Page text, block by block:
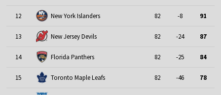
12 New York Islanders 82 -8 91
13 New Jersey Devils 82 -24 87
14 Florida Panthers 82 -25 84
15 Toronto Maple Leafs 82 -46 78